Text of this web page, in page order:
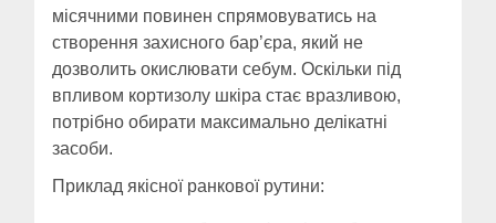
місячними повинен спрямовуватись на
створення захисного бар’єра, який не
дозволить окислювати себум. Оскільки під
впливом кортизолу шкіра стає вразливою,
потрібно обирати максимально делікатні
засоби.
Приклад якісної ранкової рутини: